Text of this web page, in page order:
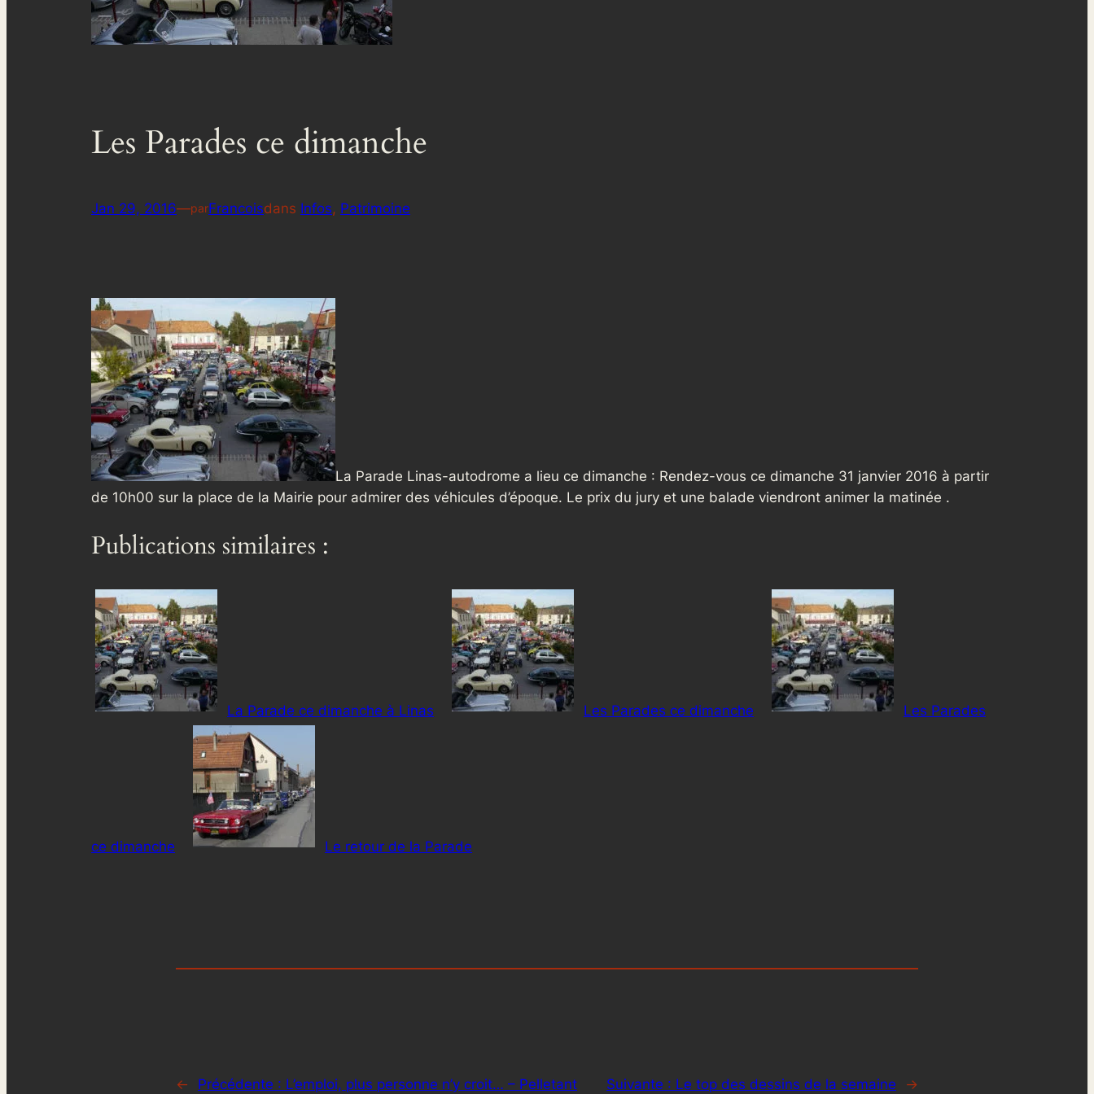
Les Parades ce dimanche
Jan 29, 2016—parFrancoisdans Infos, Patrimoine
La Parade Linas-autodrome a lieu ce dimanche : Rendez-vous ce dimanche 31 janvier 2016 à partir
de 10h00 sur la place de la Mairie pour admirer des véhicules d’époque. Le prix du jury et une balade viendront animer la matinée .
Publications similaires :
La Parade ce dimanche à Linas Les Parades ce dimanche Les Parades
ce dimanche Le retour de la Parade
← Précédente : L’emploi, plus personne n’y croit… – Pelletant Suivante : Le top des dessins de la semaine →